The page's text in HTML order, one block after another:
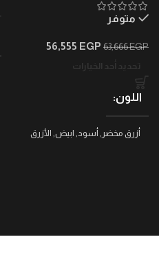
متوفر
63,666EGP
56,555 EGP
تحديد أحد الخيارات
اللون
أزرق مخضر , أسود, ابيض, الأزرق